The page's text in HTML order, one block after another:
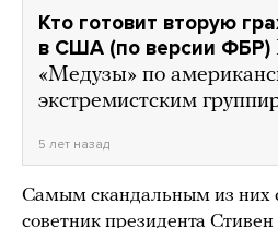
Кто готовит вторую
в США (по версии ФБР)
«Медузы» по
экстремистским
5 лет назад
Самым скандальным из них
советник президента